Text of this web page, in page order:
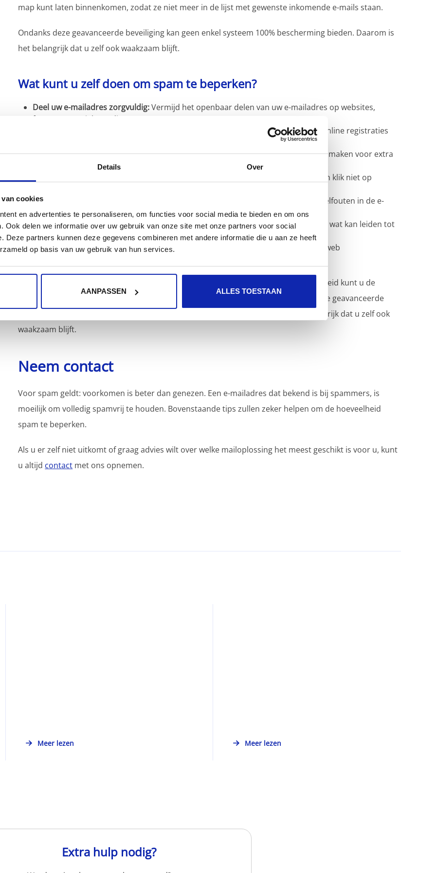
Details Over
cookies
en advertenties te personaliseren, om functies voor social media te bieden en om ons
Ook delen we informatie over uw gebruik van onze site met onze partners voor social
Deze partners kunnen deze gegevens combineren met andere informatie die u aan ze heeft
op basis van uw gebruik van hun services.
AANPASSEN ALLES TOESTAAN
map kunt laten binnenkomen, zodat ze niet meer in de lijst met gewenste inkomende e-mails staan.
Ondanks deze geavanceerde beveiliging kan geen enkel systeem 100% bescherming bieden. Daarom is
het belangrijk dat u zelf ook waakzaam blijft.
Wat kunt u zelf doen om spam te beperken?
Deel uw e-mailadres zorgvuldig:Vermijd het openbaar delen van uw e-mailadres op websites,
forums en sociale media.
Gebruik een secundair e-mailadres of een tijdelijk adres voor inschrijvingen en online registraties
Neem contactmet ons op als u meerdere e-mailadressen op uw domein wilt aanmaken voor extra
Open geen e-mails van onbekende afzenders en klik niet op
Controleer altijd het afzenderadres en wees alert op ongewone verzoeken of spelfouten in de e-
mail.
Reageer niet op spamberichten, omdat dit bevestigt dat uw e-mailadres actief is, wat kan leiden tot
nog meer spam.
Meld spam en phishing:Meld verdachte e-mails en phishingberichten bij Safeonweb
Door de combinatie van Kinamo’s technische bescherming en uw eigen voorzichtigheid kunt u de
impact van spam minimaliseren en uw e-mailomgeving veiliger maken. Ondanks deze geavanceerde
beveiliging kan geen enkel systeem 100% bescherming bieden. Daarom is het belangrijk dat u zelf ook
waakzaam blijft.
Neem contact
Voor spam geldt: voorkomen is beter dan genezen. Een e-mailadres dat bekend is bij spammers, is
moeilijk om volledig spamvrij te houden. Bovenstaande tips zullen zeker helpen om de hoeveelheid
spam te beperken.
Als u er zelf niet uitkomt of graag advies wilt over welke mailoplossing het meest geschikt is voor u, kunt
u altijd contact met ons opnemen.
Meer lezen Meer lezen
Extra hulp nodig?